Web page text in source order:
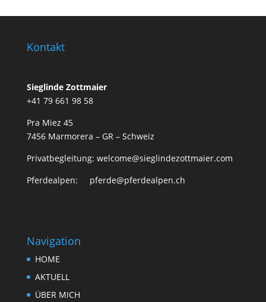
Kontakt
Sieglinde Zottmaier
+41 79 661 98 58
Pra Miez 45
7456 Marmorera – GR – Schweiz
Privatbegleitung: welcome@sieglindezottmaier.com
Pferdealpen: pferde@pferdealpen.ch
Navigation
HOME
AKTUELL
ÜBER MICH